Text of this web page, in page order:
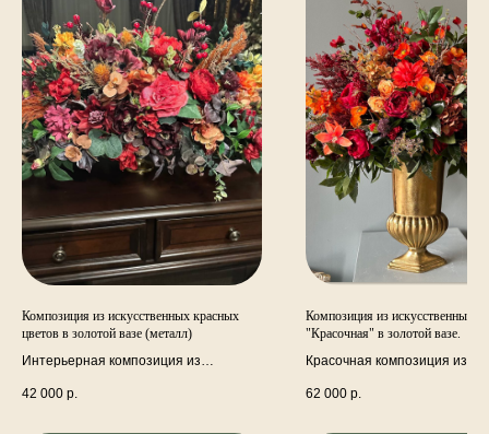
Композиция из искусственных красных
цветов в золотой вазе (металл)
Интерьерная композиция из
ветки, ваза золото (металл)
42 000 р.
Композиция из искусственных
"Красочная" в золотой вазе.
Красочная композиция из
(металл). В состав
62 000 р.